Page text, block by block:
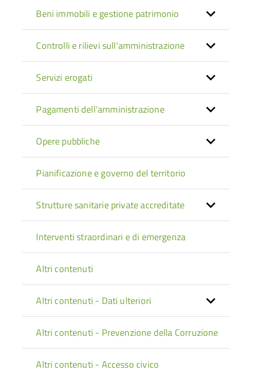
Beni immobili e gestione patrimonio
Controlli e rilievi sull'amministrazione
Servizi erogati
Pagamenti dell'amministrazione
Opere pubbliche
Pianificazione e governo del territorio
Strutture sanitarie private accreditate
Interventi straordinari e di emergenza
Altri contenuti
Altri contenuti - Dati ulteriori
Altri contenuti - Prevenzione della Corruzione
Altri contenuti - Accesso civico